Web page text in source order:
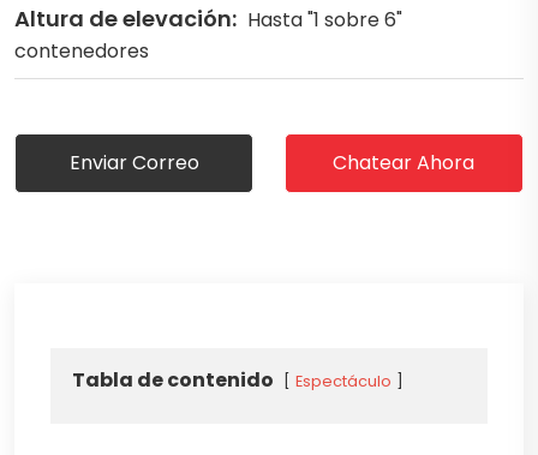
Altura de elevación: Hasta "1 sobre 6"
contenedores
Enviar Correo Chatear Ahora
Tabla de contenido Espectáculo